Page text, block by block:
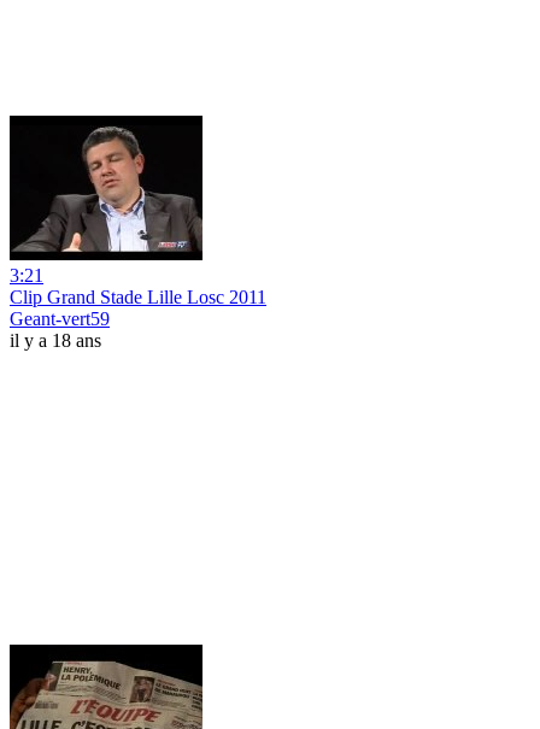
3:21
Clip Grand Stade Lille Losc 2011
Geant-vert59
il y a 18 ans